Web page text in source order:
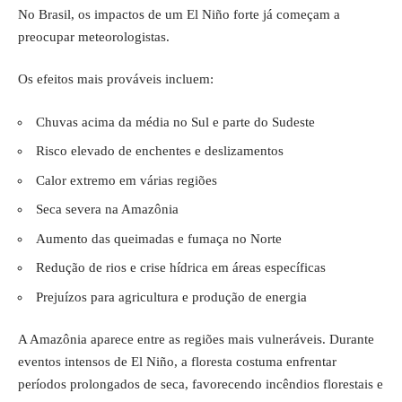
No Brasil, os impactos de um El Niño forte já começam a
preocupar meteorologistas.
Os efeitos mais prováveis incluem:
Chuvas acima da média no Sul e parte do Sudeste
Risco elevado de enchentes e deslizamentos
Calor extremo em várias regiões
Seca severa na Amazônia
Aumento das queimadas e fumaça no Norte
Redução de rios e crise hídrica em áreas específicas
Prejuízos para agricultura e produção de energia
A Amazônia aparece entre as regiões mais vulneráveis. Durante
eventos intensos de El Niño, a floresta costuma enfrentar
períodos prolongados de seca, favorecendo incêndios florestais e